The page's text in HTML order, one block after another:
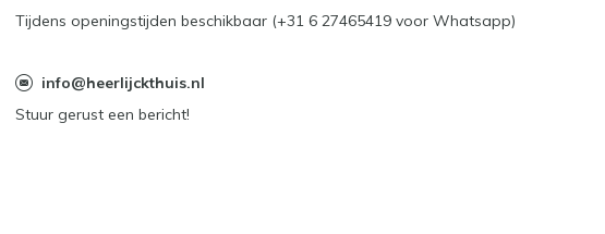
Tijdens openingstijden beschikbaar (+31 6 27465419 voor Whatsapp)
info@heerlijckthuis.nl
Stuur gerust een bericht!